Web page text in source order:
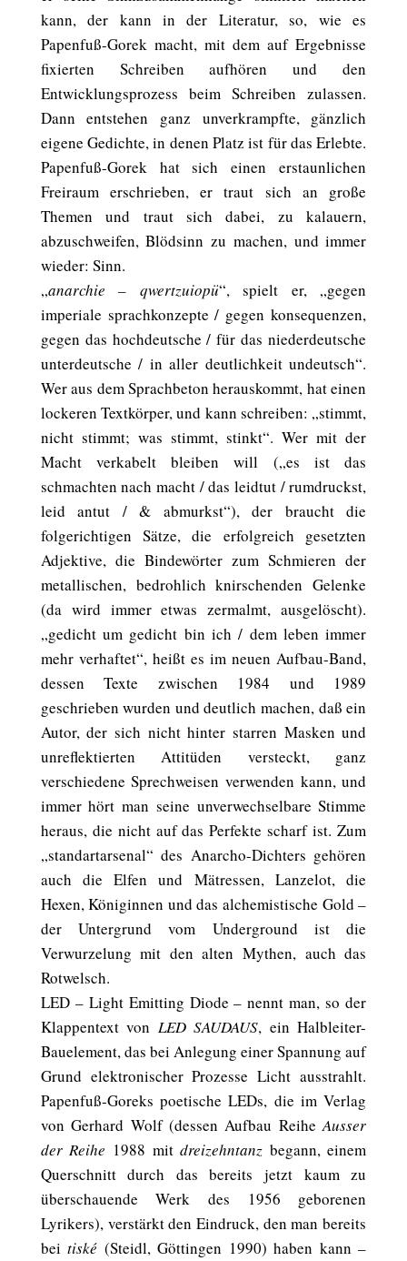
kann, der kann in der Literatur, so, wie es
Papenfuß-Gorek macht, mit dem auf Ergebnisse
fixierten Schreiben aufhören und den
Entwicklungsprozess beim Schreiben zulassen.
Dann entstehen ganz unverkrampfte, gänzlich
eigene Gedichte, in denen Platz ist für das Erlebte.
Papenfuß-Gorek hat sich einen erstaunlichen
Freiraum erschrieben, er traut sich an große
Themen und traut sich dabei, zu kalauern,
abzuschweifen, Blödsinn zu machen, und immer
wieder: Sinn.
„anarchie – qwertzuiopü“, spielt er, „gegen
imperiale sprachkonzepte / gegen konsequenzen,
gegen das hochdeutsche / für das niederdeutsche
unterdeutsche / in aller deutlichkeit undeutsch“.
Wer aus dem Sprachbeton herauskommt, hat einen
lockeren Textkörper, und kann schreiben: „stimmt,
nicht stimmt; was stimmt, stinkt“. Wer mit der
Macht verkabelt bleiben will („es ist das
schmachten nach macht / das leidtut / rumdruckst,
leid antut / & abmurkst“), der braucht die
folgerichtigen Sätze, die erfolgreich gesetzten
Adjektive, die Bindewörter zum Schmieren der
metallischen, bedrohlich knirschenden Gelenke
(da wird immer etwas zermalmt, ausgelöscht).
„gedicht um gedicht bin ich / dem leben immer
mehr verhaftet“, heißt es im neuen Aufbau-Band,
dessen Texte zwischen 1984 und 1989
geschrieben wurden und deutlich machen, daß ein
Autor, der sich nicht hinter starren Masken und
unreflektierten Attitüden versteckt, ganz
verschiedene Sprechweisen verwenden kann, und
immer hört man seine unverwechselbare Stimme
heraus, die nicht auf das Perfekte scharf ist. Zum
„standartarsenal“ des Anarcho-Dichters gehören
auch die Elfen und Mätressen, Lanzelot, die
Hexen, Königinnen und das alchemistische Gold –
der Untergrund vom Underground ist die
Verwurzelung mit den alten Mythen, auch das
Rotwelsch.
LED – Light Emitting Diode – nennt man, so der
Klappentext von LED SAUDAUS, ein Halbleiter-
Bauelement, das bei Anlegung einer Spannung auf
Grund elektronischer Prozesse Licht ausstrahlt.
Papenfuß-Goreks poetische LEDs, die im Verlag
von Gerhard Wolf (dessen Aufbau ReiheAusser
der Reihe 1988 mitdreizehntanz begann, einem
Querschnitt durch das bereits jetzt kaum zu
überschauende Werk des 1956 geborenen
Lyrikers), verstärkt den Eindruck, den man bereits
beitiské (Steidl, Göttingen 1990) haben kann –